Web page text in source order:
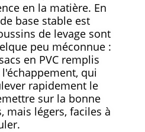
en la matière. En
base stable est
de levage sont
peu méconnue :
en PVC remplis
qui
rapidement le
sur la bonne
mais légers, faciles à